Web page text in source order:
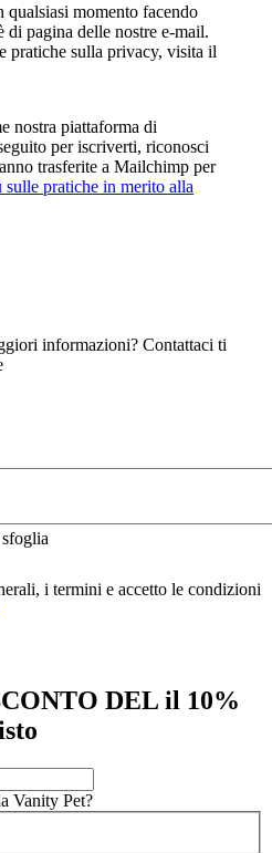
momento facendo
pagina delle nostre e-mail.
pratiche sulla privacy, visita il
nostra piattaforma di
per iscriverti, riconosci
trasferite a Mailchimp per
sulle pratiche in merito alla
informazioni? Contattaci ti
i termini e accetto le condizioni
DEL il 10%
Vanity Pet?